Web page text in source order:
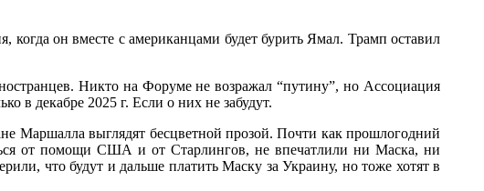
он вместе с американцами будет бурить Ямал. Трамп оставил
Никто на Форуме не возражал “путину”, но Ассоциация
в декабре 2025 г. Если о них не забудут.
Маршалла выглядят бесцветной прозой. Почти как прошлогодний
от помощи США и от Старлингов, не впечатлили ни Маска, ни
что будут и дальше платить Маску за Украину, но тоже хотят в